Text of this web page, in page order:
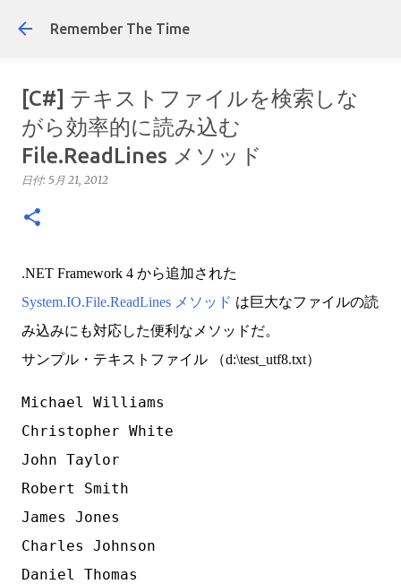
Remember The Time
[C#] テキストファイルを検索しな
がら効率的に読み込む
File.ReadLines メソッド
日付: 5月 21, 2012
.NET Framework 4 から追加された
System.IO.File.ReadLines メソッド は巨大なファイルの読
み込みにも対応した便利なメソッドだ。
サンプル・テキストファイル （d:\test_utf8.txt）
Michael Williams
Christopher White
John Taylor
Robert Smith
James Jones
Charles Johnson
Daniel Thomas